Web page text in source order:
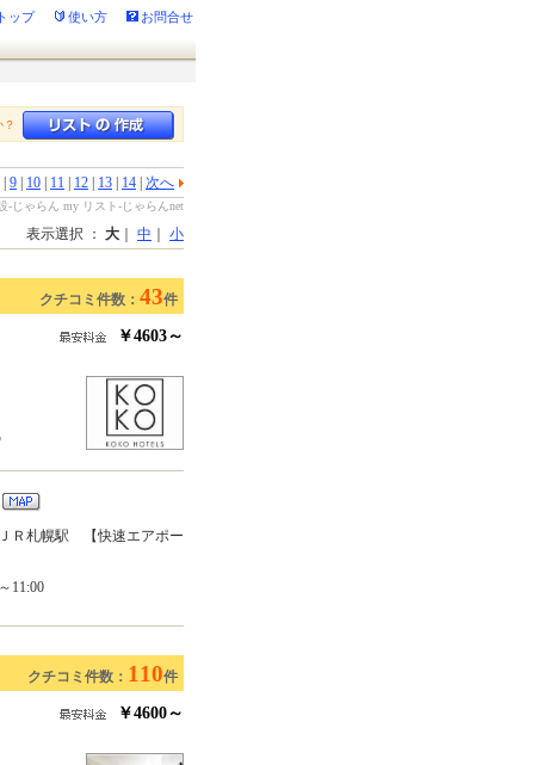
トップ 使い方 お問合せ
9 10 11 12 13 14 次へ
-じゃらん my リスト-じゃらんnet
表示選択 ： 大 中 小
クチコミ件数： 43件
￥4603～
Ｒ札幌駅 【快速エアポー
11:00
クチコミ件数： 110件
￥4600～